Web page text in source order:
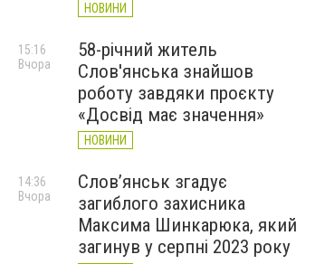
НОВИНИ
58-річний житель
Слов'янська знайшов
роботу завдяки проєкту
«Досвід має значення»
НОВИНИ
15:16
Вчора
Слов’янськ згадує
загиблого захисника
Максима Шинкарюка, який
загинув у серпні 2023 року
14:36
Вчора